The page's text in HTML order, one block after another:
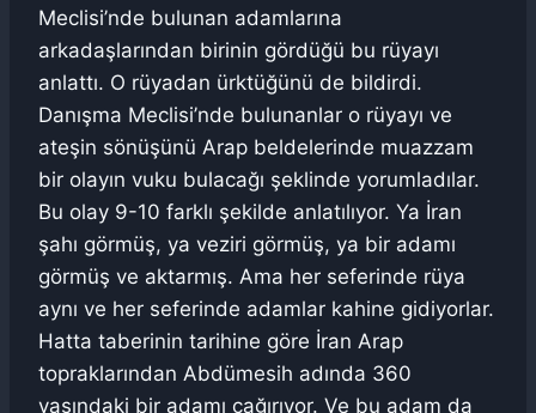
Meclisi’nde bulunan adamlarına
arkadaşlarından birinin gördüğü bu rüyayı
anlattı. O rüyadan ürktüğünü de bildirdi.
Danışma Meclisi’nde bulunanlar o rüyayı ve
ateşin sönüşünü Arap beldelerinde muazzam
bir olayın vuku bulacağı şeklinde yorumladılar.
Bu olay 9-10 farklı şekilde anlatılıyor. Ya İran
şahı görmüş, ya veziri görmüş, ya bir adamı
görmüş ve aktarmış. Ama her seferinde rüya
aynı ve her seferinde adamlar kahine gidiyorlar.
Hatta taberinin tarihine göre İran Arap
topraklarından Abdümesih adında 360
yaşındaki bir adamı çağırıyor. Ve bu adam da